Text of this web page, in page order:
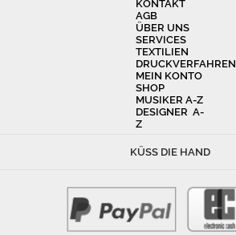
KONTAKT
AGB
ÜBER UNS
SERVICES
TEXTILIEN
DRUCKVERFAHREN
MEIN KONTO
SHOP
MUSIKER A-Z
DESIGNER A-
Z
KÜSS DIE HAND